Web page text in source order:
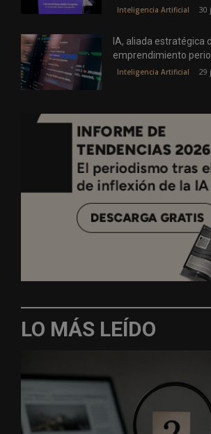
Inteligencia Artificial 30
IA, aliada estratégica
emprendimiento
Inteligencia Artificial 29
LO MÁS LEÍDO